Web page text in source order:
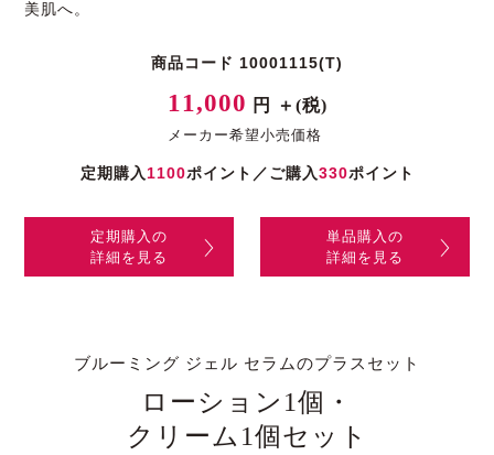
美肌へ。
商品コード 10001115(T)
11,000 円 ＋(税)
メーカー希望小売価格
定期購入1100ポイント／ご購入330ポイント
定期購入の
詳細を見る
単品購入の
詳細を見る
ブルーミング ジェル セラムのプラスセット
ローション1個・
クリーム1個セット